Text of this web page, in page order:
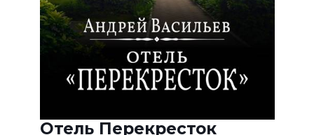
Отель Перекресток